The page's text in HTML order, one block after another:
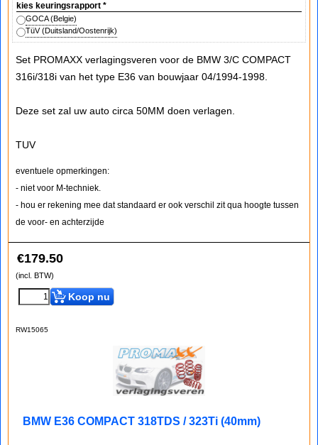
kies keuringsrapport *
GOCA (Belgie)
TüV (Duitsland/Oostenrijk)
Set PROMAXX verlagingsveren voor de BMW 3/C COMPACT
316i/318i van het type E36 van bouwjaar 04/1994-1998.
Deze set zal uw auto circa 50MM doen verlagen.
TUV
eventuele opmerkingen:
- niet voor M-techniek.
- hou er rekening mee dat standaard er ook verschil zit qua hoogte tussen
de voor- en achterzijde
€179.50
(incl. BTW)
Koop nu
RW15065
BMW E36 COMPACT 318TDS / 323Ti (40mm)